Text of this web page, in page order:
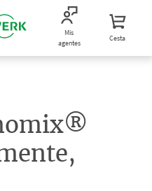
Mis
agentes
Cesta